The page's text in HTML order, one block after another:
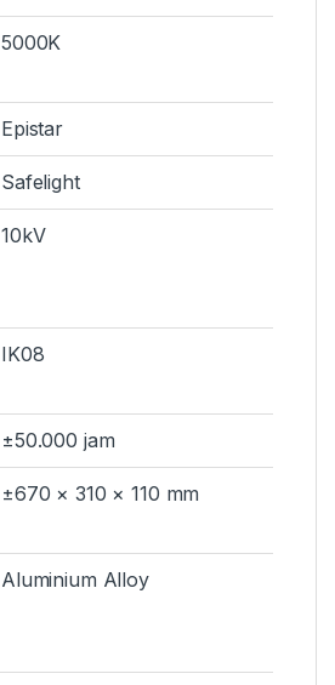
5000K
Epistar
Safelight
10kV
IK08
±50.000 jam
±670 × 310 × 110 mm
Aluminium Alloy